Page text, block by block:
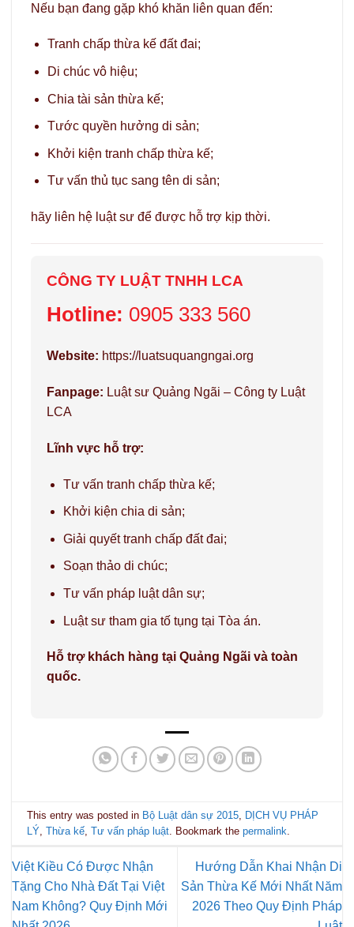
Nếu bạn đang gặp khó khăn liên quan đến:
Tranh chấp thừa kế đất đai;
Di chúc vô hiệu;
Chia tài sản thừa kế;
Tước quyền hưởng di sản;
Khởi kiện tranh chấp thừa kế;
Tư vấn thủ tục sang tên di sản;
hãy liên hệ luật sư để được hỗ trợ kịp thời.
CÔNG TY LUẬT TNHH LCA
Hotline: 0905 333 560
Website: https://luatsuquangngai.org
Fanpage: Luật sư Quảng Ngãi – Công ty Luật
LCA
Lĩnh vực hỗ trợ:
Tư vấn tranh chấp thừa kế;
Khởi kiện chia di sản;
Giải quyết tranh chấp đất đai;
Soạn thảo di chúc;
Tư vấn pháp luật dân sự;
Luật sư tham gia tố tụng tại Tòa án.
Hỗ trợ khách hàng tại Quảng Ngãi và toàn
quốc.
This entry was posted in Bộ Luật dân sự 2015
DỊCH VỤ PHÁP
LÝ ,Thừa kế ,Tư vấn pháp luật . Bookmark thepermalink
Việt Kiều Có Được Nhận
Tặng Cho Nhà Đất Tại Việt
Nam Không? Quy Định Mới
Hướng Dẫn Khai Nhận Di
Sản Thừa Kế Mới Nhất Năm
2026 Theo Quy Định Pháp